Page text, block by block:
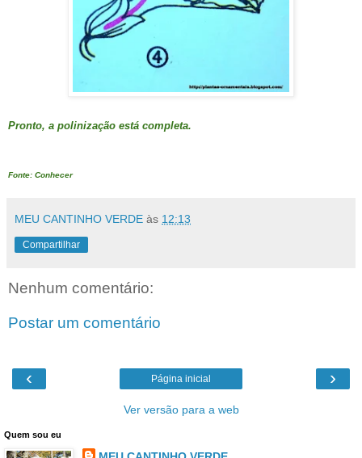
Pronto, a polinização está completa.
Fonte: Conhecer
MEU CANTINHO VERDE às 12:13
Compartilhar
Nenhum comentário:
Postar um comentário
‹ ›
Página inicial
Ver versão para a web
Quem sou eu